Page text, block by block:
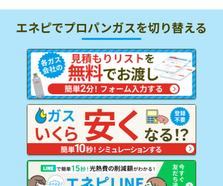
エネピでプロパンガスを切り替える